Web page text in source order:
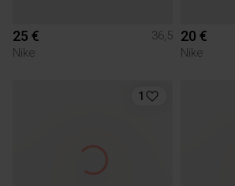
25 €
36,5
Nike
20 €
Nike
1